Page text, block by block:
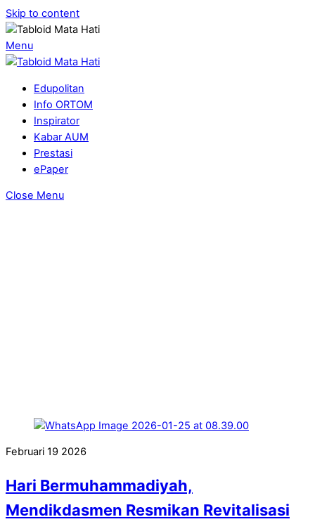
Skip to content
Menu
Edupolitan
Info ORTOM
Inspirator
Kabar AUM
Prestasi
ePaper
Close Menu
Februari 19 2026
Hari Bermuhammadiyah,
Mendikdasmen Resmikan Revitalisasi